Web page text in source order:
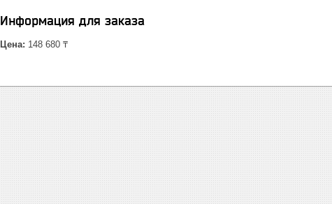
Информация для заказа
Цена: 148 680 ₸